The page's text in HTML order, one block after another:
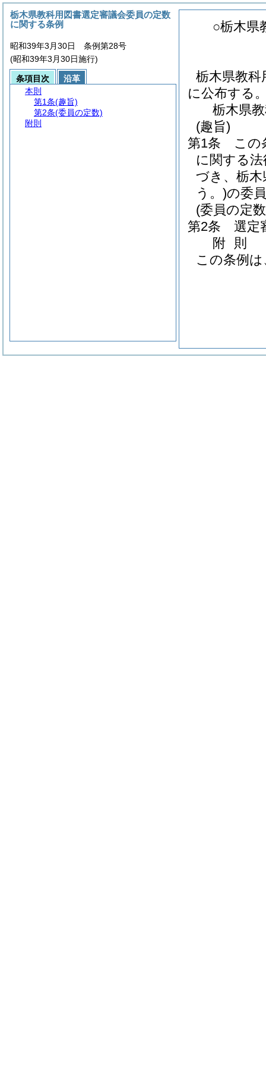
○栃木県
栃木県教
に公布する
栃木県
(趣旨)
第1条
この
に関する法
づき、栃木
う。)の委
(委員の定
第2条
選定
附 則
この条例
栃木県教科用図書選定審議会委員の定数
に関する条例
昭和39年3月30日 条例第28号
(昭和39年3月30日施行)
条項目次
沿革
本則
第1条(趣旨)
第2条(委員の定数)
附則